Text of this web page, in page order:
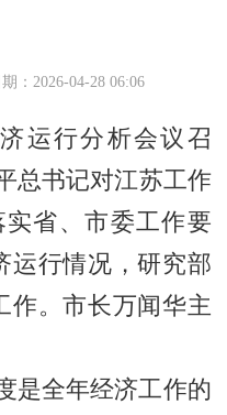
：2026-04-28 06:06
运行分析会议召
总书记对江苏工作
省、市委工作要
运行情况，研究部
作。市长万闻华主
是全年经济工作的